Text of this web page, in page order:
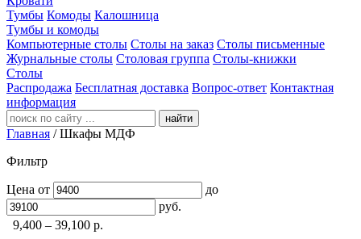
Тумбы Комоды Калошница
Тумбы и комоды
Компьютерные столы Столы на заказ Столы письменные
Журнальные столы Столовая группа Столы-книжки
Столы
Распродажа Бесплатная доставка Вопрос-ответ Контактная
информация
найти
Главная /Шкафы МДФ
Фильтр
Цена от
до
руб.
9,400 – 39,100 р.